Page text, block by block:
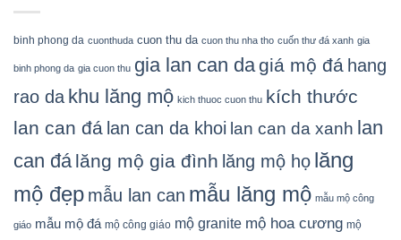
binh phong da cuonthuda cuon thu da cuon thu nha tho cuốn thư đá xanh gia
binh phong da gia cuon thu gia lan can dagiá mộ đá hang
rao da khu lăng mộ kich thuoc cuon thu kích thước
lan can đá lan can da khoi lan can da xanh lan
can đá lăng mộ gia đình lăng mộ họ lăng
mộ đẹp mẫu lan can mẫu lăng mộ mẫu mộ công
giáo mẫu mộ đá mộ công giáo mộ granite mộ hoa cương mộ